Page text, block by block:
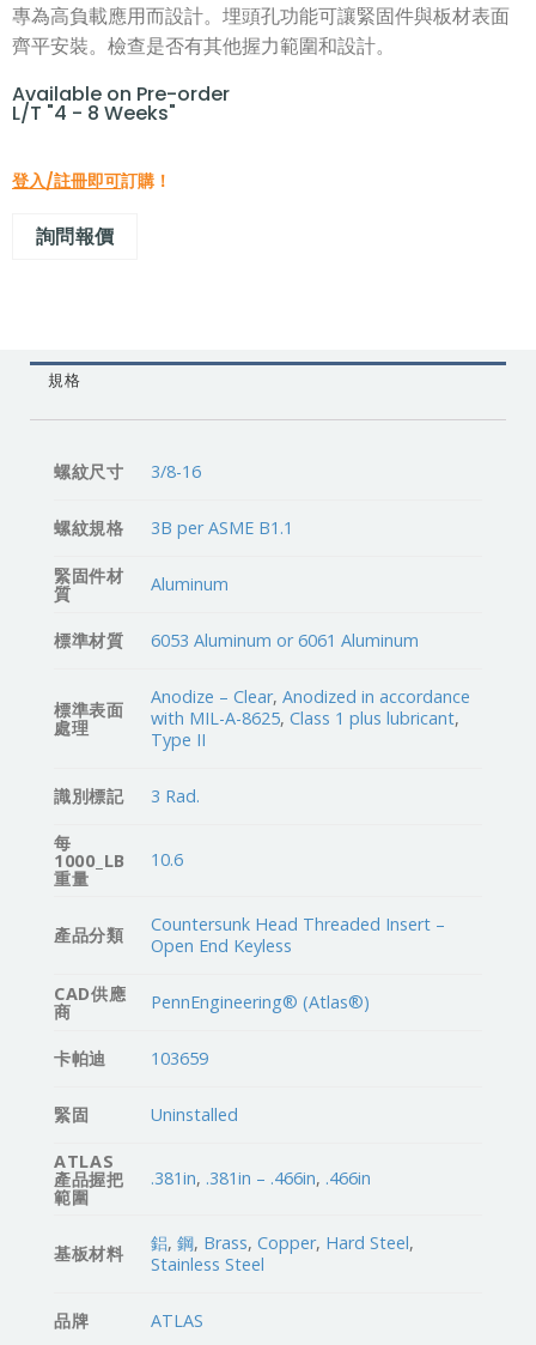
專為高負載應用而設計。埋頭孔功能可讓緊固件與板材表面
齊平安裝。檢查是否有其他握力範圍和設計。
Available on Pre-order
L/T "4 - 8 Weeks"
登入/註冊即可訂購！
詢問報價
規格
螺紋尺寸 3/8-16
螺紋規格 3B per ASME B1.1
緊固件材
質 Aluminum
標準材質 6053 Aluminum or 6061 Aluminum
標準表面
處理
Anodize – Clear,Anodized in accordance
with MIL-A-8625,Class 1 plus lubricant,
Type II
識別標記 3 Rad.
每
1000_LB
重量
10.6
產品分類
Countersunk Head Threaded Insert –
Open End Keyless
CAD供應
商 PennEngineering® (Atlas®)
卡帕迪 103659
緊固 Uninstalled
ATLAS
產品握把
範圍
.381in, .381in – .466in, .466in
基板材料 鋁,鋼, Brass,Copper, Hard Steel,
Stainless Steel
品牌 ATLAS